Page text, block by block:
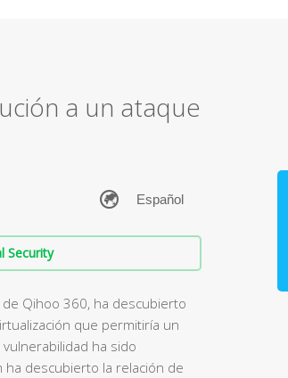
a un ataque
Security
Qihoo 360, ha descubierto
que permitiría un
vulnerabilidad ha sido
ha descubierto la relación de